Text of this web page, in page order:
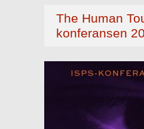
The Human
konferansen